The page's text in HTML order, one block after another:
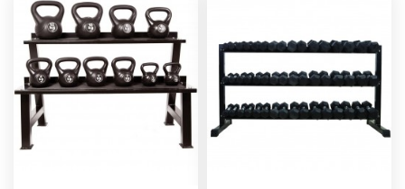
Ajouter au panier Ajouter au panier